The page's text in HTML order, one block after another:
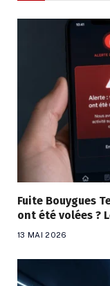
Fuite Bouygues
ont été volées ?
13 MAI 2026